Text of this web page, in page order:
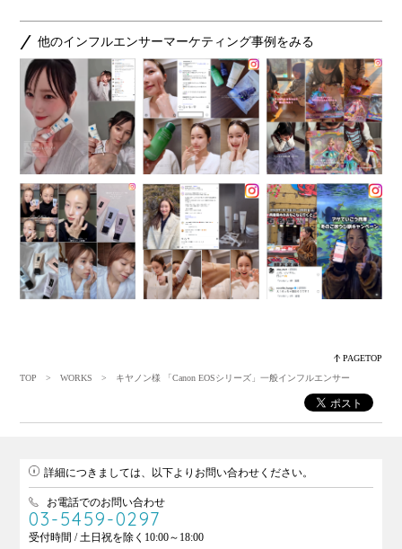
他のインフルエンサーマーケティング事例をみる
PAGETOP
TOP
>WORKS > キヤノン様 「Canon EOSシリーズ」一般インフルエンサー
詳細につきましては、以下よりお問い合わせください。
お電話でのお問い合わせ
03-5459-0297
受付時間 / 土日祝を除く10:00～18:00